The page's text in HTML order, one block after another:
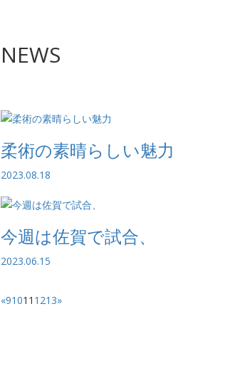
NEWS
柔術の素晴らしい魅力
2023.08.18
今週は佐賀で試合、
2023.06.15
«91011 1213»